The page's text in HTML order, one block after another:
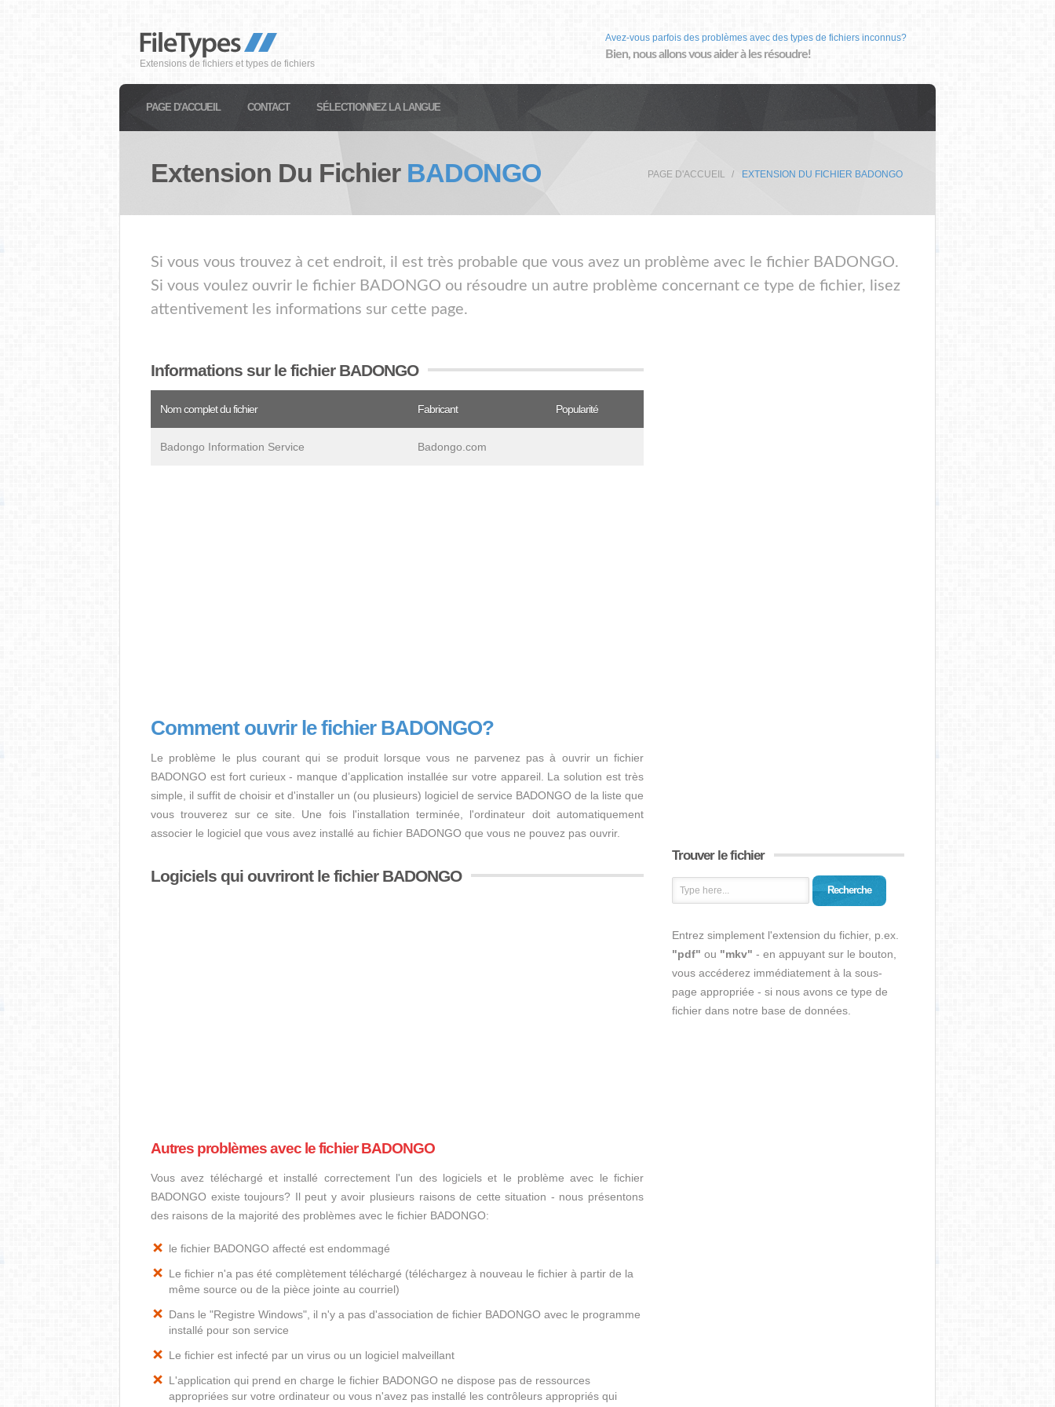
Extensions de fichiers et types de fichiers
Avez-vous parfois des problèmes avec des types de fichiers inconnus?
Bien, nous allons vous aider à les résoudre!
PAGE D'ACCUEIL CONTACT SÉLECTIONNEZ LA LANGUE
Extension Du Fichier BADONGO PAGE D'ACCUEIL EXTENSION DU FICHIER BADONGO
Si vous vous trouvez à cet endroit, il est très probable que vous avez un problème avec le fichier BADONGO.
Si vous voulez ouvrir le fichier BADONGO ou résoudre un autre problème concernant ce type de fichier, lisez
attentivement les informations sur cette page.
Informations sur le fichier BADONGO
Nom complet du fichier Fabricant Popularité
Badongo Information Service Badongo.com
Comment ouvrir le fichier BADONGO?
Le problème le plus courant qui se produit lorsque vous ne parvenez pas à ouvrir un fichier
BADONGO est fort curieux - manque d’application installée sur votre appareil. La solution est très
simple, il suffit de choisir et d'installer un (ou plusieurs) logiciel de service BADONGO de la liste que
vous trouverez sur ce site. Une fois l'installation terminée, l'ordinateur doit automatiquement
associer le logiciel que vous avez installé au fichier BADONGO que vous ne pouvez pas ouvrir.
Logiciels qui ouvriront le fichier BADONGO
Autres problèmes avec le fichier BADONGO
Vous avez téléchargé et installé correctement l'un des logiciels et le problème avec le fichier
BADONGO existe toujours? Il peut y avoir plusieurs raisons de cette situation - nous présentons
des raisons de la majorité des problèmes avec le fichier BADONGO:
le fichier BADONGO affecté est endommagé
Le fichier n'a pas été complètement téléchargé (téléchargez à nouveau le fichier à partir de la
même source ou de la pièce jointe au courriel)
Dans le "Registre Windows", il n'y a pas d'association de fichier BADONGO avec le programme
installé pour son service
Le fichier est infecté par un virus ou un logiciel malveillant
L'application qui prend en charge le fichier BADONGO ne dispose pas de ressources
appropriées sur votre ordinateur ou vous n'avez pas installé les contrôleurs appropriés qui
Trouver le fichier
Recherche
Entrez simplement l'extension du fichier, p.ex.
"pdf" ou "mkv" - en appuyant sur le bouton,
vous accéderez immédiatement à la sous-
page appropriée - si nous avons ce type de
fichier dans notre base de données.